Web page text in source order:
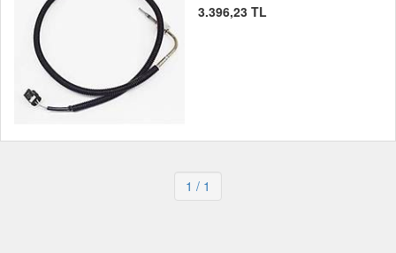
3.396,23 TL
1 / 1